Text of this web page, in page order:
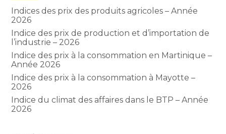
Indices des prix des produits agricoles – Année
2026
Indice des prix de production et d’importation de
l’industrie – 2026
Indice des prix à la consommation en Martinique –
Année 2026
Indice des prix à la consommation à Mayotte –
2026
Indice du climat des affaires dans le BTP – Année
2026